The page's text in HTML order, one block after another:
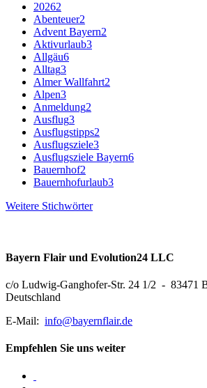
20262
Abenteuer2
Advent Bayern2
Aktivurlaub3
Allgäu6
Alltag3
Almer Wallfahrt2
Alpen3
Anmeldung2
Ausflug3
Ausflugstipps2
Ausflugsziele3
Ausflugsziele Bayern6
Bauernhof2
Bauernhofurlaub3
Weitere Stichwörter
Bayern Flair und Evolution24 LLC
c/o Ludwig-Ganghofer-Str. 24 1/2 - 83471
Deutschland
E-Mail: info@bayernflair.de
Empfehlen Sie uns weiter